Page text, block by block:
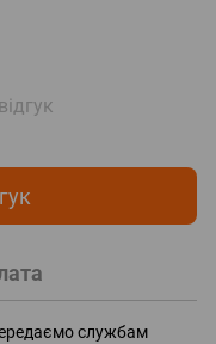
службам